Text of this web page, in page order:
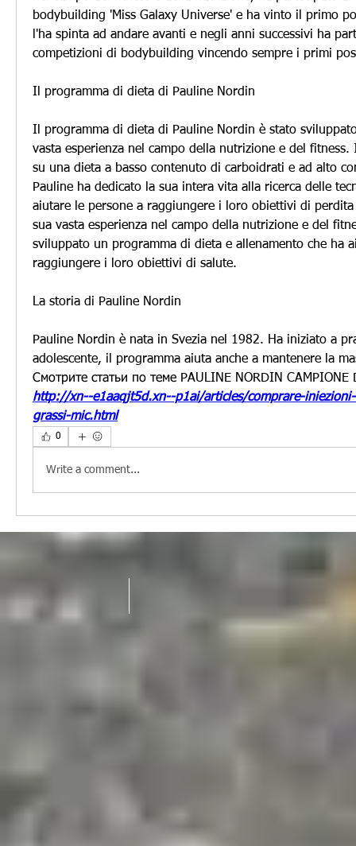
bodybuilding 'Miss Galaxy Universe' e ha vinto il primo
l'ha spinta ad andare avanti e negli anni successivi ha
competizioni di bodybuilding vincendo sempre i primi
Il programma di dieta di Pauline Nordin
Il programma di dieta di Pauline Nordin è stato
vasta esperienza nel campo della nutrizione e del fitness.
su una dieta a basso contenuto di carboidrati e ad alto
Pauline ha dedicato la sua intera vita alla ricerca delle
aiutare le persone a raggiungere i loro obiettivi di perdita
sua vasta esperienza nel campo della nutrizione e del
sviluppato un programma di dieta e allenamento che ha
raggiungere i loro obiettivi di salute.
La storia di Pauline Nordin
Pauline Nordin è nata in Svezia nel 1982. Ha iniziato a
adolescente, il programma aiuta anche a mantenere la
Смотрите статьи по теме PAULINE NORDIN CAMPIONE
http://xn--e1aaqjt5d.xn--p1ai/articles/comprare-
grassi-mic.html
0
Write a comment...